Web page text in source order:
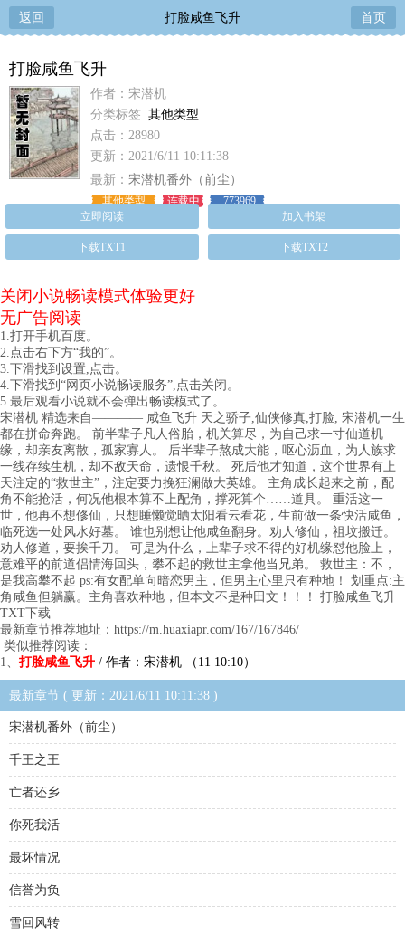
返回 打脸咸鱼飞升 首页
打脸咸鱼飞升
作者：宋潜机
分类标签 其他类型
点击：28980
更新：2021/6/11 10:11:38
最新： 宋潜机番外（前尘）
其他类型 连载中
773969
立即阅读
加入书架
下载TXT1 下载TXT2
关闭小说畅读模式体验更好
无广告阅读
1.打开手机百度。
2.点击右下方“我的”。
3.下滑找到设置,点击。
4.下滑找到“网页小说畅读服务”,点击关闭。
5.最后观看小说就不会弹出畅读模式了。
宋潜机 精选来自———— 咸鱼飞升 天之骄子,仙侠修真,打脸, 宋潜机一生
都在拼命奔跑。 前半辈子凡人俗胎，机关算尽，为自己求一寸仙道机
缘，却亲友离散，孤家寡人。 后半辈子熬成大能，呕心沥血，为人族求
一线存续生机，却不敌天命，遗恨千秋。 死后他才知道，这个世界有上
天注定的“救世主”，注定要力挽狂澜做大英雄。 主角成长起来之前，配
角不能抢活，何况他根本算不上配角，撑死算个……道具。 重活这一
世，他再不想修仙，只想睡懒觉晒太阳看云看花，生前做一条快活咸鱼，
临死选一处风水好墓。 谁也别想让他咸鱼翻身。劝人修仙，祖坟搬迁。
劝人修道，要挨千刀。 可是为什么，上辈子求不得的好机缘怼他脸上，
意难平的前道侣情海回头，攀不起的救世主拿他当兄弟。 救世主：不，
是我高攀不起 ps:有女配单向暗恋男主，但男主心里只有种地！ 划重点:主
角咸鱼但躺赢。主角喜欢种地，但本文不是种田文！！！ 打脸咸鱼飞升
TXT下载
最新章节推荐地址：https://m.huaxiapr.com/167/167846/
类似推荐阅读：
1、 打脸咸鱼飞升 / 作者：宋潜机 （11 10:10）
最新章节 ( 更新：2021/6/11 10:11:38 )
宋潜机番外（前尘）
千王之王
亡者还乡
你死我活
最坏情况
信誉为负
雪回风转